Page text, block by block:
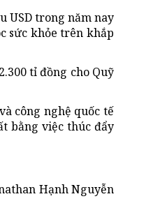
USD trong năm nay
sức khỏe trên khắp
tỉ đồng cho Quỹ
công nghệ quốc tế
bằng việc thúc đẩy
Hạnh Nguyễn